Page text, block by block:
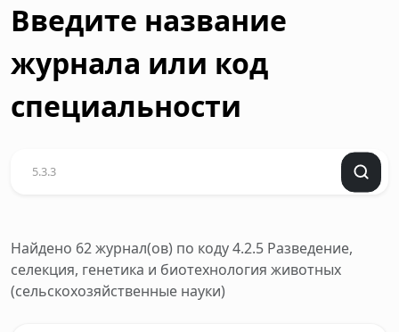
Введите название
журнала или код
специальности
Найдено 62 журнал(ов) по коду 4.2.5 Разведение,
селекция, генетика и биотехнология животных
(сельскохозяйственные науки)